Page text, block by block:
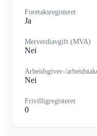
Foretaksregisteret
Ja
Merverdiavgift (MVA)
Nei
Arbeidsgiver-/
Nei
Frivilligregisteret
0